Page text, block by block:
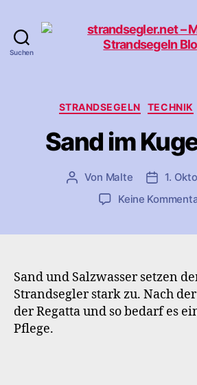
Suchen
´s
Blog
STRANDSEGELN TECHNIK
Sand im
Beitragsautor
Von Malte
1.
Keine
Sand und Salzwasser setzen
Strandsegler stark zu. Nach
der Regatta und so bedarf es
Pflege.